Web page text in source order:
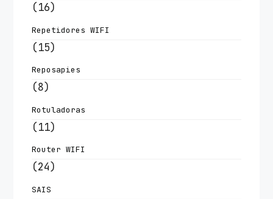
(16)
Repetidores WIFI
(15)
Reposapies
(8)
Rotuladoras
(11)
Router WIFI
(24)
SAIS